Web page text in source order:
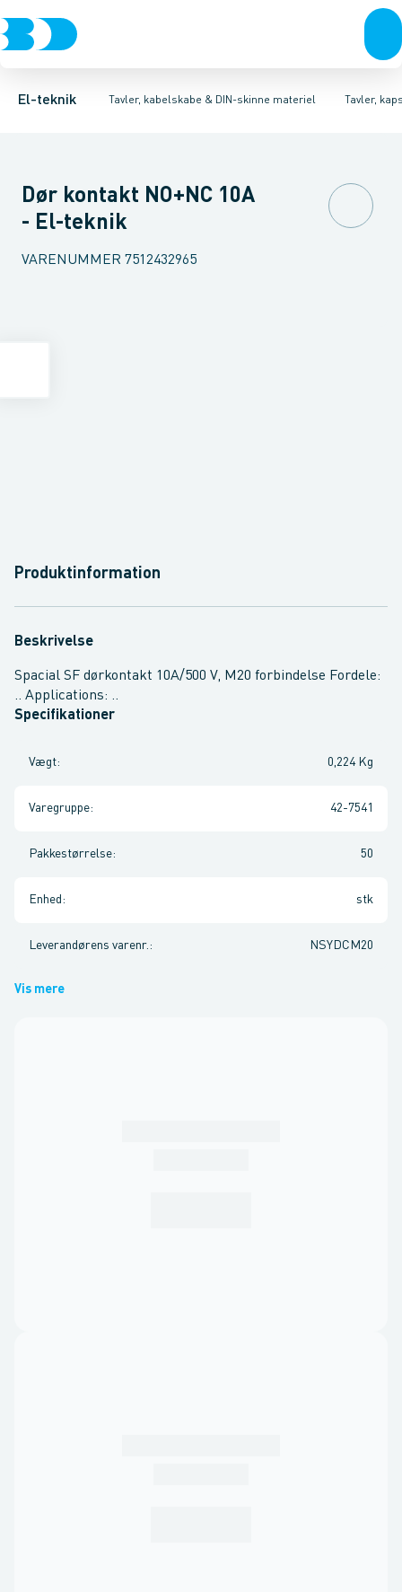
El-teknik Tavler, kabelskabe & DIN-skinne materiel
Afbrydere, stikkontakter & lampeudtagForgreningsmateriel
Tavler,
Tavler, kapsling og rackskabe Fordelings-/byggepladstavler
Ventilationsplade (indkapsling/skab)Dækplade / mærkeplade
Dør kontakt NO+NC 10A
- El-teknik
VARENUMMER 7512432965
Produktinformation
Beskrivelse
Spacial SF dørkontakt 10A/500 V, M20 forbindelse Fordele:
.. Applications: ..
Specifikationer
Vægt: 0,224 Kg
Varegruppe: 42-7541
Pakkestørrelse: 50
Enhed : stk
Leverandørens varenr. : NSYDCM20
Vis mere